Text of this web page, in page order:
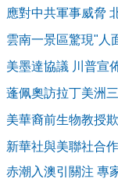
應對中共軍事威脅
雲南一景區驚現"人
美墨達協議 川普宣
蓬佩奧訪拉丁美洲
美華裔前生物教授
新華社與美聯社合
赤潮入澳引關注 專